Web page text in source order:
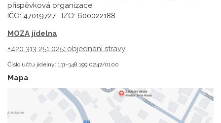
příspěvková organizace
IČO: 47019727 IZO: 600022188
MOZA jídelna
+420 313 251 025; objednání stravy
Číslo účtu jídelny: 131-348 199 0247/0100
Mapa